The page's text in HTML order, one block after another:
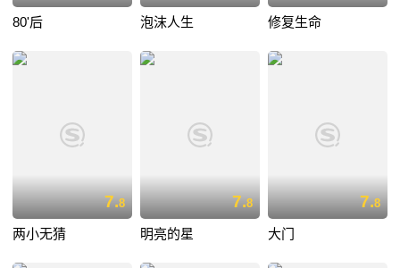
80'后 泡沫人生 修复生命
7.8
两小无猜
7.8
明亮的星
7.8
大门